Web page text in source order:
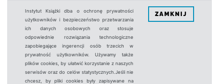
Instytut Książki dba o ochronę prywatności
użytkowników i bezpieczeństwo przetwarzania
ich danych osobowych oraz stosuje
odpowiednie rozwiązania technologiczne
zapobiegające ingerencji osób trzecich w
prywatność użytkowników. Używamy także
plików cookies, by ułatwić korzystanie z naszych
serwisów oraz do celów statystycznych.Jeśli nie
chcesz, by pliki cookies były zapisywane na
ZAMKNIJ